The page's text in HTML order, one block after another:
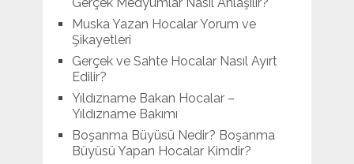
Gerçek Medyumlar Nasıl Anlaşılır?
Muska Yazan Hocalar Yorum ve
Şikayetleri
Gerçek ve Sahte Hocalar Nasıl Ayırt
Edilir?
Yıldızname Bakan Hocalar –
Yıldızname Bakımı
Boşanma Büyüsü Nedir? Boşanma
Büyüsü Yapan Hocalar Kimdir?